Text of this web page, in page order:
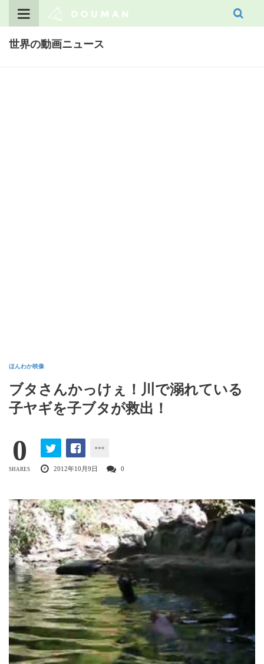
世界の動画ニュース
ほんわか映像
ブタさんかっけぇ！川で溺れている
子ヤギを子ブタが救出！
0
SHARES 2012年10月9日 0